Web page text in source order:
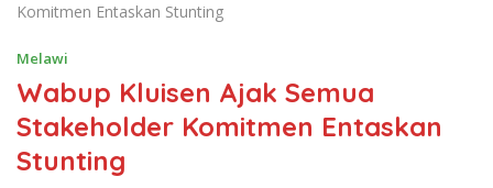
Komitmen Entaskan Stunting
Melawi
Wabup Kluisen Ajak Semua
Stakeholder Komitmen Entaskan
Stunting